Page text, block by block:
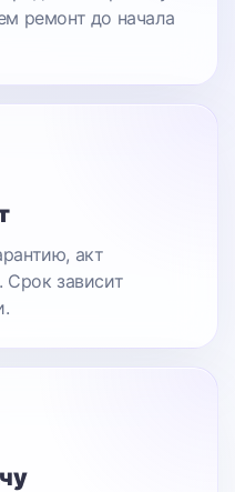
ремонт до начала
акт
Срок зависит